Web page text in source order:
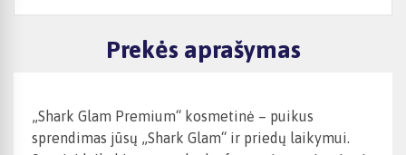
Prekės aprašymas
„Shark Glam Premium“ kosmetinė – puikus
sprendimas jūsų „Shark Glam“ ir priedų laikymui.